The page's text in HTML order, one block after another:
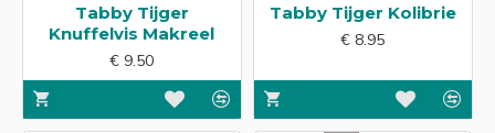
Tabby Tijger
Knuffelvis Makreel
€ 9.50
Tabby Tijger Kolibrie
€ 8.95